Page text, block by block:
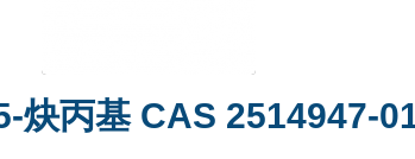
炔丙基 CAS 2514947-